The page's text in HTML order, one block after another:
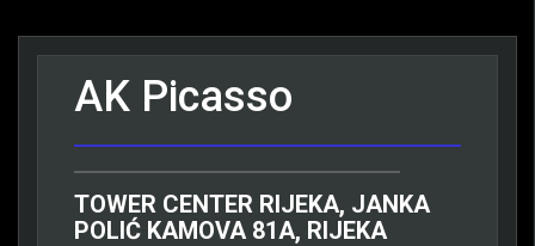
AK Picasso
TOWER CENTER RIJEKA, JANKA
POLIĆ KAMOVA 81A, RIJEKA